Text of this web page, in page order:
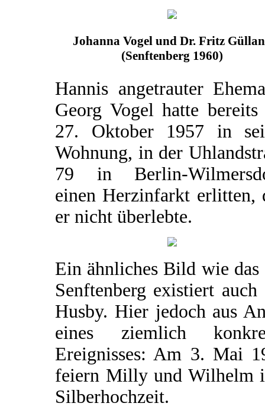
Johanna Vogel und Dr. Fritz
(Senftenberg 1960)
Hannis angetrauter
Georg Vogel hatte bereits
27. Oktober 1957 in
Wohnung, in der
79 in Berlin-
einen Herzinfarkt erlitten,
er nicht überlebte.
Ein ähnliches Bild wie das
Senftenberg existiert auch
Husby. Hier jedoch aus
eines ziemlich
Ereignisses: Am 3. Mai
feiern Milly und Wilhelm
Silberhochzeit.